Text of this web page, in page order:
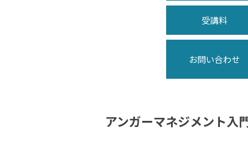
受講料
お問い合わせ
アンガーマネジメント入